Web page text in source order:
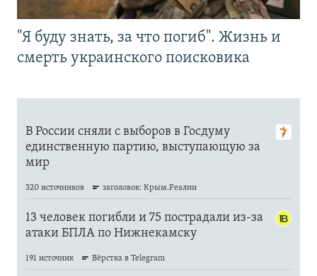
"Я буду знать, за что погиб". Жизнь и
смерть украинского поисковика